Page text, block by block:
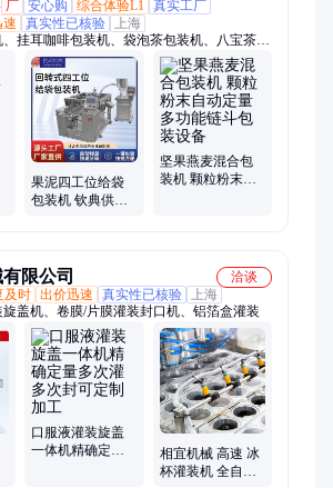
厂 安心购 综合体验L1
真实工厂
速 真实性已核验
上海
挂耳咖啡包装机、袋泡茶包装机、八宝茶包
、粉剂包装机、圆角包装机、枕式包装机、三
包装机、液体包装机、果酱包装机、枸杞包装
调味品包装机、透明膜包装机、五金配件包装
、益生菌包装机、冰袋包装机、电子秤称重包
、给袋式包装机、五谷杂粮包装机
果泥四工位给袋
包装机 钦典供应
坚果燕麦混合包
装机 颗粒粉末自
限公司
洽谈
及时 出价迅速 真实性已核验
上海
旋盖机、卷膜/片膜灌装封口机、铝箔盒灌装
口服液灌装旋盖
一体机精确定量
相宜机械 高速 冰
杯灌装机 全自动